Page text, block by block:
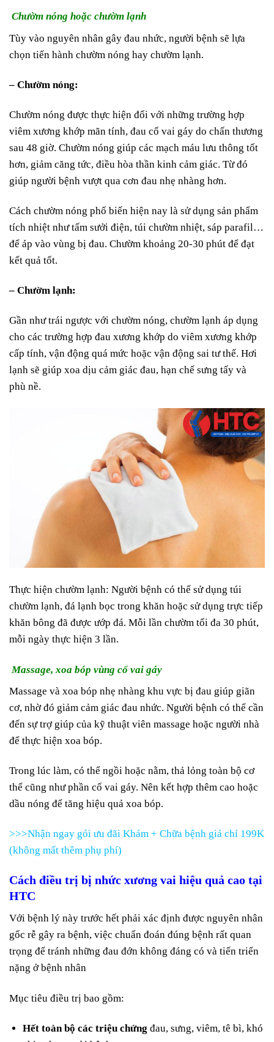
Chườm nóng hoặc chườm lạnh
Tùy vào nguyên nhân gây đau nhức, người bệnh sẽ lựa
chọn tiến hành chườm nóng hay chườm lạnh.
– Chườm nóng:
Chườm nóng được thực hiện đối với những trường hợp
viêm xương khớp mãn tính, đau cổ vai gáy do chấn thương
sau 48 giờ. Chườm nóng giúp các mạch máu lưu thông tốt
hơn, giảm căng tức, điều hòa thần kinh cảm giác. Từ đó
giúp người bệnh vượt qua cơn đau nhẹ nhàng hơn.
Cách chườm nóng phổ biến hiện nay là sử dụng sản phẩm
tích nhiệt như tấm sưởi điện, túi chườm nhiệt, sáp parafil…
để áp vào vùng bị đau. Chườm khoảng 20-30 phút để đạt
kết quả tốt.
– Chườm lạnh:
Gần như trái ngược với chườm nóng, chườm lạnh áp dụng
cho các trường hợp đau xương khớp do viêm xương khớp
cấp tính, vận động quá mức hoặc vận động sai tư thế. Hơi
lạnh sẽ giúp xoa dịu cảm giác đau, hạn chế sưng tấy và
phù nề.
Thực hiện chườm lạnh: Người bệnh có thể sử dụng túi
chườm lạnh, đá lạnh bọc trong khăn hoặc sử dụng trực tiếp
khăn bông đã được ướp đá. Mỗi lần chườm tối đa 30 phút,
mỗi ngày thực hiện 3 lần.
Massage, xoa bóp vùng cổ vai gáy
Massage và xoa bóp nhẹ nhàng khu vực bị đau giúp giãn
cơ, nhờ đó giảm cảm giác đau nhức. Người bệnh có thể cần
đến sự trợ giúp của kỹ thuật viên massage hoặc người nhà
để thực hiện xoa bóp.
Trong lúc làm, có thể ngồi hoặc nằm, thả lỏng toàn bộ cơ
thể cũng như phần cổ vai gáy. Nên kết hợp thêm cao hoặc
dầu nóng để tăng hiệu quả xoa bóp.
>>>Nhận ngay gói ưu đãi Khám + Chữa bệnh giá chỉ 199K
(không mất thêm phụ phí)
Cách điều trị bị nhức xương vai hiệu quả cao tại
HTC
Với bệnh lý này trước hết phải xác định được nguyên nhân
gốc rễ gây ra bệnh, việc chuẩn đoán đúng bệnh rất quan
trọng để tránh những đau đớn không đáng có và tiến triển
nặng ở bệnh nhân
Mục tiêu điều trị bao gồm:
Hết toàn bộ các triệu chứng đau, sưng, viêm, tê bì, khó